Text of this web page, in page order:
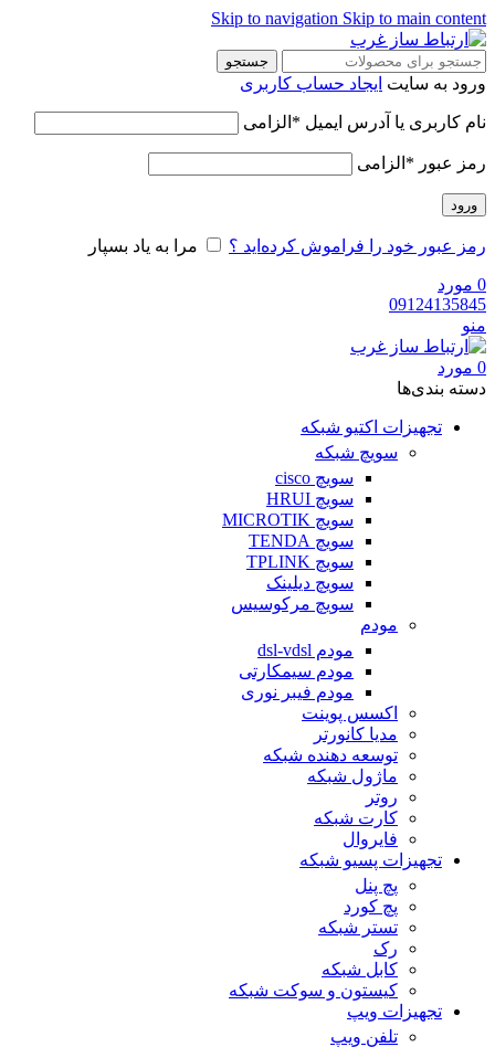
Skip to navigation Skip to main content
جستجو
ورود به سایت ایجاد حساب کاربری
نام کاربری یا آدرس ایمیل * الزامی
رمز عبور * الزامی
ورود
رمز عبور خود را فراموش کرده‌اید ؟ مرا به یاد بسپار
0 مورد
09124135845
منو
0 مورد
دسته‌ بندی‌ها
تجهیزات اکتیو شبکه
سویچ شبکه
سویچ cisco
سویچ HRUI
سویچ MICROTIK
سویچ TENDA
سویچ TPLINK
سویچ دیلینک
سویچ مرکوسیس
مودم
مودم dsl-vdsl
مودم سیمکارتی
مودم فیبر نوری
اکسس پوینت
مدیا کانورتر
توسعه دهنده شبکه
ماژول شبکه
روتر
کارت شبکه
فایروال
تجهیزات پسیو شبکه
پچ پنل
پچ کورد
تستر شبکه
رک
کابل شبکه
کیستون و سوکت شبکه
تجهیزات ویپ
تلفن ویپ